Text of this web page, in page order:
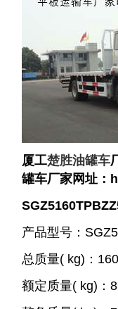
厦工楚胜油罐车
罐车厂家网址：
产品型号：
总质量( kg) ：
额定质量( kg) ：